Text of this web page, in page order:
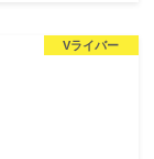
Vライバー